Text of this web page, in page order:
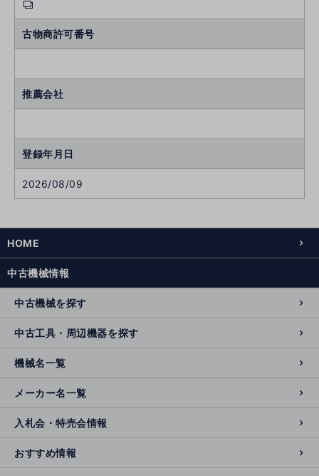
古物商許可番号
推薦会社
登録年月日
2026/08/09
HOME
中古機械情報
中古機械を探す
中古工具・周辺機器を探す
機械名一覧
メーカー名一覧
入札会・特売会情報
おすすめ情報